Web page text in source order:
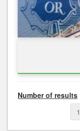
Number of results
1